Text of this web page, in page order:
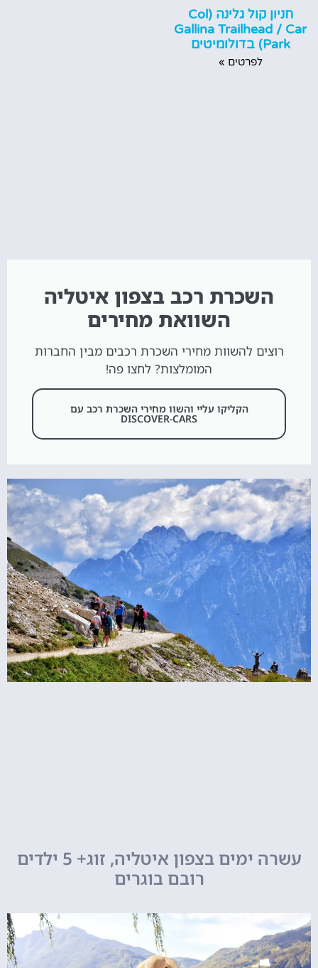
חניון קול גלינה (Col
Gallina Trailhead / Car
Park) בדולומיטים
לפרטים »
השכרת רכב בצפון איטליה
השוואת מחירים
רוצים להשוות מחירי השכרת רכבים מבין החברות
המומלצות? לחצו פה!
הקליקו עליי והשוו מחירי השכרת רכב עם
DISCOVER-CARS
עשרה ימים בצפון איטליה, זוג+ 5 ילדים
רובם בוגרים